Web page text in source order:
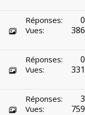
Réponses: 0
Vues: 386
Réponses: 0
Vues: 331
Réponses: 3
Vues: 759